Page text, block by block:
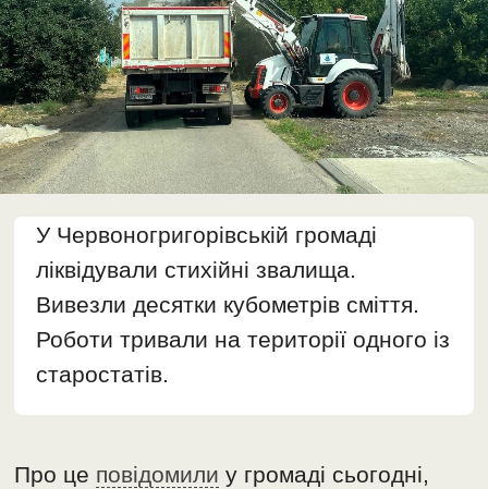
У Червоногригорівській громаді
ліквідували стихійні звалища.
Вивезли десятки кубометрів сміття.
Роботи тривали на території одного із
старостатів.
Про це повідомили у громаді сьогодні,